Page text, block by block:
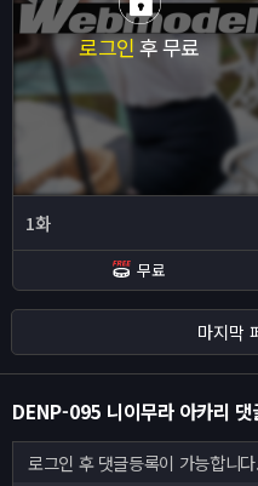
로그인 후 무료
1화
무료
마지막
DENP-095 니이무라 아카리 댓
로그인 후 댓글등록이 가능합니다.